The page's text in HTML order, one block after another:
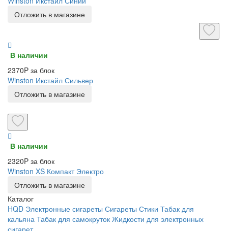
Отложить в магазине
В наличии
2370P за блок
Winston Икстайл Сильвер
Отложить в магазине
В наличии
2320P за блок
Winston XS Компакт Электро
Отложить в магазине
Каталог
HQD Электронные сигареты Сигареты Стики Табак для
кальяна Табак для самокруток Жидкости для электронных
сигарет